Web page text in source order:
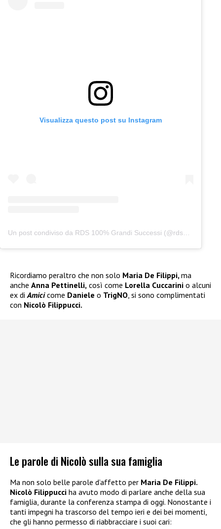
Visualizza questo post su Instagram
Un post condiviso da RDS 100% Grandi Successi (@rds_official)
Ricordiamo peraltro che non solo Maria De Filippi,ma
anche Anna Pettinelli, così come Lorella Cuccarini o alcuni
ex diAmicicome Daniele o TrigNO, si sono complimentati
con Nicolò Filippucci.
Le parole di Nicolò sulla sua famiglia
Ma non solo belle parole d’affetto per Maria De Filippi.
Nicolò Filippucci ha avuto modo di parlare anche della sua
famiglia, durante la conferenza stampa di oggi. Nonostante i
tanti impegni ha trascorso del tempo ieri e dei bei momenti,
che gli hanno permesso di riabbracciare i suoi cari: